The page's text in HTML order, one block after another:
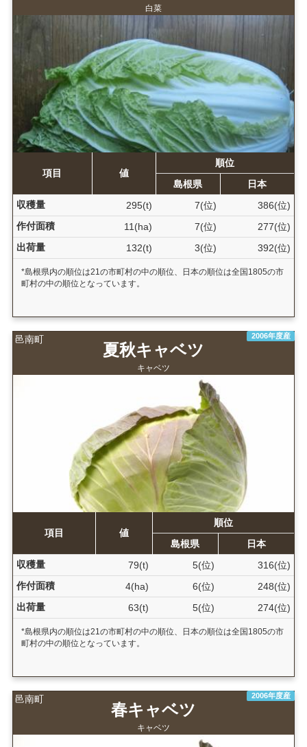
白菜
項目 値
順位
島根県
日本
収穫量
295(t) 7(位)
386(位)
作付面積
11(ha) 7(位)
277(位)
出荷量
132(t) 3(位) 392(位)
*島根県内の順位は21の市町村の中の順位、日本の順位は全国1805の市
町村の中の順位となっています。
邑南町 2006年度産
夏秋キャベツ
キャベツ
項目 値
順位
島根県
日本
収穫量
79(t) 5(位)
316(位)
作付面積
4(ha) 6(位)
248(位)
出荷量
63(t) 5(位) 274(位)
*島根県内の順位は21の市町村の中の順位、日本の順位は全国1805の市
町村の中の順位となっています。
邑南町 2006年度産
春キャベツ
キャベツ